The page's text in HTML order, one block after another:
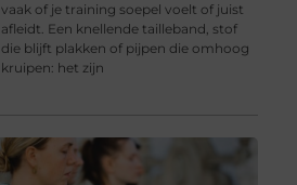
vaak of je training soepel voelt of juist
afleidt. Een knellende tailleband, stof
die blijft plakken of pijpen die omhoog
kruipen: het zijn